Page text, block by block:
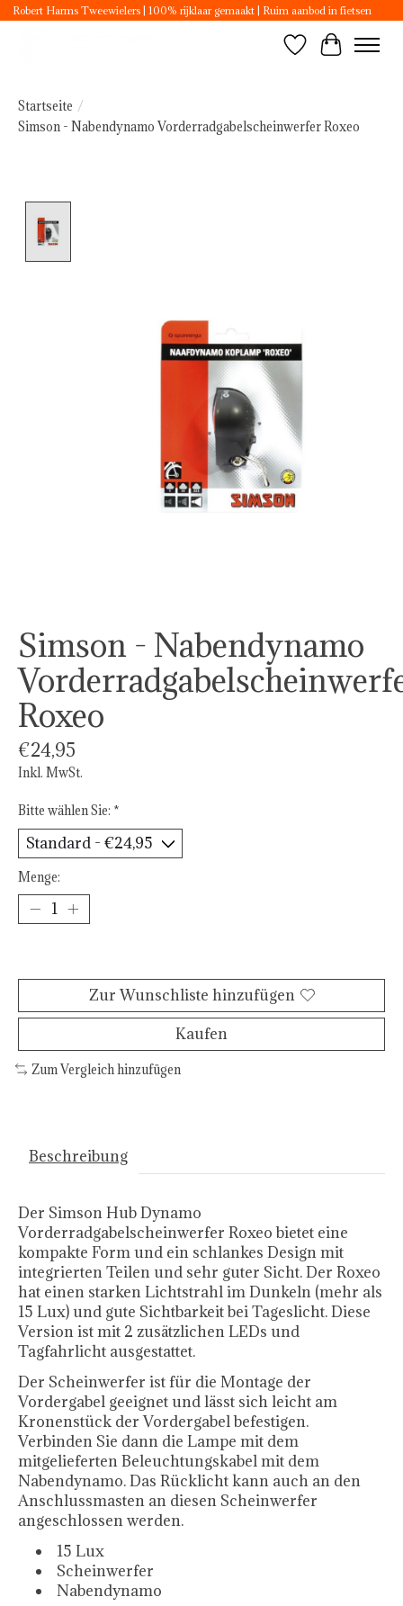
Robert Harms Tweewielers | 100% rijklaar gemaakt | Ruim aanbod in fietsen
Wunschzettel
Ihr
Startseite /
Simson - Nabendynamo Vorderradgabelscheinwerfer Roxeo
Simson - Nabendynamo
Roxeo
€24,95
Inkl. MwSt.
Bitte wählen Sie: *
Menge:
Zur Wunschliste hinzufügen
Kaufen
Zum Vergleich hinzufügen
Beschreibung
Der Simson Hub Dynamo
Vorderradgabelscheinwerfer Roxeo bietet eine
kompakte Form und ein schlankes Design mit
integrierten Teilen und sehr guter Sicht. Der Roxeo
hat einen starken Lichtstrahl im Dunkeln (mehr als
15 Lux) und gute Sichtbarkeit bei Tageslicht. Diese
Version ist mit 2 zusätzlichen LEDs und
Tagfahrlicht ausgestattet.
Der Scheinwerfer ist für die Montage der
Vordergabel geeignet und lässt sich leicht am
Kronenstück der Vordergabel befestigen.
Verbinden Sie dann die Lampe mit dem
mitgelieferten Beleuchtungskabel mit dem
Nabendynamo. Das Rücklicht kann auch an den
Anschlussmasten an diesen Scheinwerfer
angeschlossen werden.
15 Lux
Scheinwerfer
Nabendynamo